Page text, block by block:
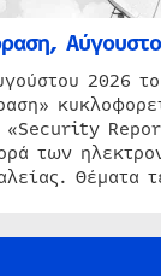
2026
«Security
των
Θέματα